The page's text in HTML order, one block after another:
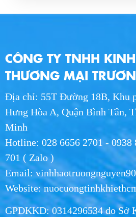
Hàng Nhanh Chóng
Giao Nước Hikari Tận
Nhanh Chóng, Giá
Nước Uống Hikari
Lượng, Giao Nhanh
WED 07, 2026
Phân Phối Nước
Long An | Giá Sỉ 2026
CÔNG TY TNHH
THƯƠNG MẠI
Địa chỉ: 55T Đường 18B, Khu
Hưng Hòa A, Quận Bình Tân,
Minh
Hotline: 028 6656 2701 -
701 ( Zalo )
Email:
Website:
GPDKKD: 0314296534 do Sở